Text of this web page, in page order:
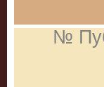
№